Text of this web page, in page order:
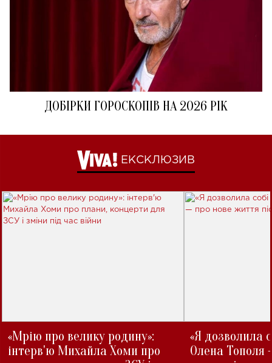
ДОБІРКИ ГОРОСКОПІВ НА 2026 РІК
ЕКСКЛЮЗИВ
«Мрію про велику родину»:
інтерв'ю Михайла Хоми про
«Я дозволила
Олена Тополя